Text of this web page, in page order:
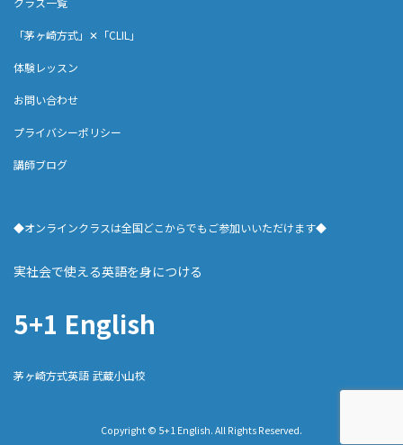
「茅ヶ崎方式」✕「CLIL」
体験レッスン
お問い合わせ
プライバシーポリシー
講師ブログ
◆オンラインクラスは全国どこからでもご参加いいただけます◆
実社会で使える英語を身につける
5+1 English
茅ヶ崎方式英語 武蔵小山校
Copyright © 5+1 English. All Rights Reserved.